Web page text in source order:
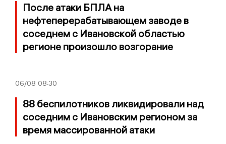
После атаки БПЛА на
нефтеперерабатывающем заводе в
соседнем с Ивановской областью
регионе произошло возгорание
06/08 08:30
88 беспилотников ликвидировали над
соседним с Ивановским регионом за
время массированной атаки